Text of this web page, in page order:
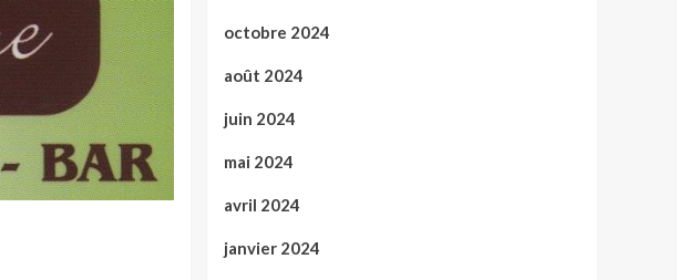
octobre 2024
août 2024
juin 2024
mai 2024
avril 2024
janvier 2024